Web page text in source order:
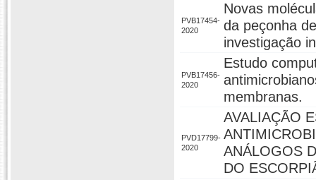
PVB17454-
2020
Novas
da peçonha
investigação
PVB17456-
2020
Estudo
membranas.
PVD17799-
2020
AVALIAÇÃO
ANÁLOGOS
DO